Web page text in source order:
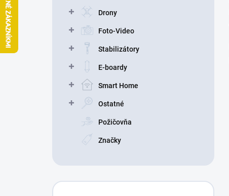
Drony
Foto-Video
Stabilizátory
E-boardy
Smart Home
Ostatné
Požičovňa
Značky